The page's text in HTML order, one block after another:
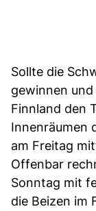
Sollte die
gewinnen
Finnland den
Innenräumen
am Freitag
Offenbar
Sonntag mit
die Beizen im